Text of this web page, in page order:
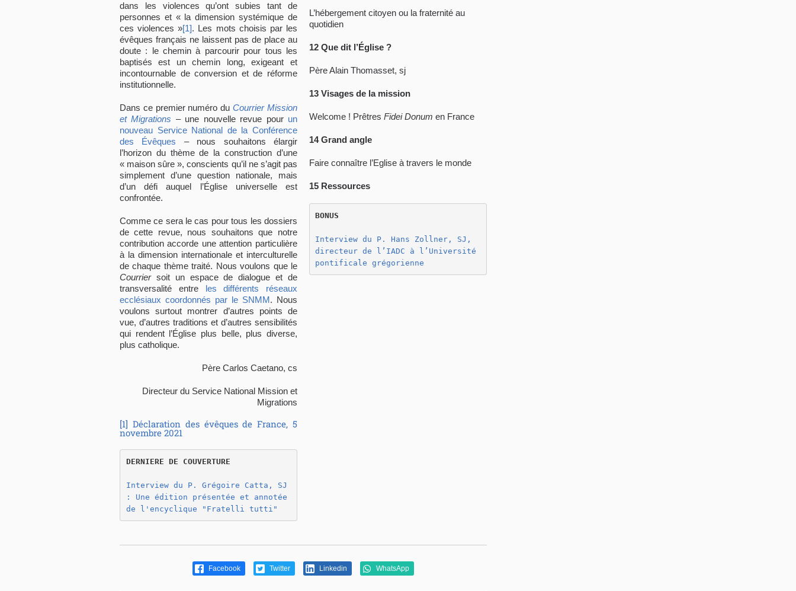
dans les violences qu’ont subies tant de
personnes et « la dimension systémique de
ces violences »[1]. Les mots choisis par les
évêques français ne laissent pas de place au
doute : le chemin à parcourir pour tous les
baptisés est un chemin long, exigeant et
incontournable de conversion et de réforme
institutionnelle.
Dans ce premier numéro duCourrier Mission
et Migrations – une nouvelle revue pour un
nouveau Service National de la Conférence
des Évêques – nous souhaitons élargir
l’horizon du thème de la construction d’une
« maison sûre », conscients qu’il ne s’agit pas
simplement d’une question nationale, mais
d’un défi auquel l’Église universelle est
confrontée.
Comme ce sera le cas pour tous les dossiers
de cette revue, nous souhaitons que notre
contribution accorde une attention particulière
à la dimension internationale et interculturelle
de chaque thème traité. Nous voulons que le
Courriersoit un espace de dialogue et de
transversalité entre les différents réseaux
ecclésiaux coordonnés par le SNMM. Nous
voulons surtout montrer d’autres points de
vue, d’autres traditions et d’autres sensibilités
qui rendent l’Église plus belle, plus diverse,
plus catholique.
Père Carlos Caetano, cs
Directeur du Service National Mission et
Migrations
[1] Déclaration des évêques de France, 5
novembre 2021
DERNIERE DE COUVERTURE
Interview du P. Grégoire Catta, SJ
: Une édition présentée et annotée
de l'encyclique "Fratelli tutti"
L’hébergement citoyen ou la fraternité au
quotidien
12 Que dit l’Église ?
Père Alain Thomasset, sj
13Visages de la mission
Welcome ! Prêtres Fidei Donum en France
14Grand angle
Faire connaître l’Eglise à travers le monde
15 Ressources
BONUS
Interview du P. Hans Zollner, SJ,
directeur de l’IADC à l’Université
pontificale grégorienne
Facebook Twitter Linkedin WhatsApp